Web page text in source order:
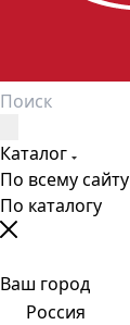
Каталог
По всему сайту
По каталогу
Ваш город
Россия